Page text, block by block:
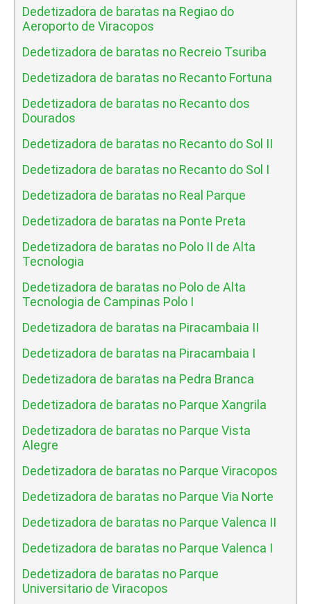
Dedetizadora de baratas na Regiao do
Aeroporto de Viracopos
Dedetizadora de baratas no Recreio Tsuriba
Dedetizadora de baratas no Recanto Fortuna
Dedetizadora de baratas no Recanto dos
Dourados
Dedetizadora de baratas no Recanto do Sol II
Dedetizadora de baratas no Recanto do Sol I
Dedetizadora de baratas no Real Parque
Dedetizadora de baratas na Ponte Preta
Dedetizadora de baratas no Polo II de Alta
Tecnologia
Dedetizadora de baratas no Polo de Alta
Tecnologia de Campinas Polo I
Dedetizadora de baratas na Piracambaia II
Dedetizadora de baratas na Piracambaia I
Dedetizadora de baratas na Pedra Branca
Dedetizadora de baratas no Parque Xangrila
Dedetizadora de baratas no Parque Vista
Alegre
Dedetizadora de baratas no Parque Viracopos
Dedetizadora de baratas no Parque Via Norte
Dedetizadora de baratas no Parque Valenca II
Dedetizadora de baratas no Parque Valenca I
Dedetizadora de baratas no Parque
Universitario de Viracopos